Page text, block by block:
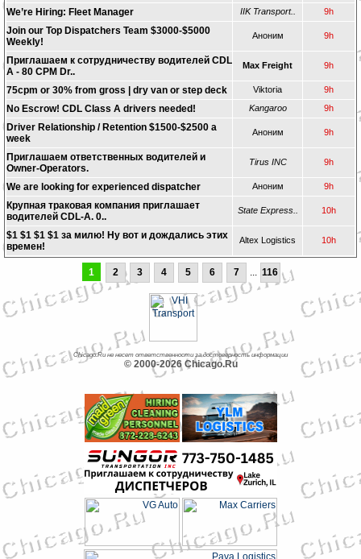
We’re Hiring: Fleet Manager IIK Transport.. 9h
Join our Top Dispatchers Team $3000-$5000
Weekly!
Аноним 9h
Приглашаем к сотрудничеству водителей CDL
A - 80 CPM Dr..
Max Freight 9h
75cpm or 30% from gross | dry van or step deck Viktoria 9h
No Escrow! CDL Class A drivers needed! Kangaroo 9h
Driver Relationship / Retention $1500-$2500 a
week
Аноним 9h
Приглашаем ответственных водителей и
Owner-Operators.
Tirus INC 9h
We are looking for experienced dispatcher Аноним 9h
Крупная траковая компания приглашает
водителей CDL-A. 0..
State Express.. 10h
$1 $1 $1 $1 за милю! Ну вот и дождались этих
времен!
Altex Logistics 10h
1 2 3 4 5 6 7 ... 116
Chicago.Ru не несет ответственности за достоверность информации
© 2000-2026 Chicago.Ru